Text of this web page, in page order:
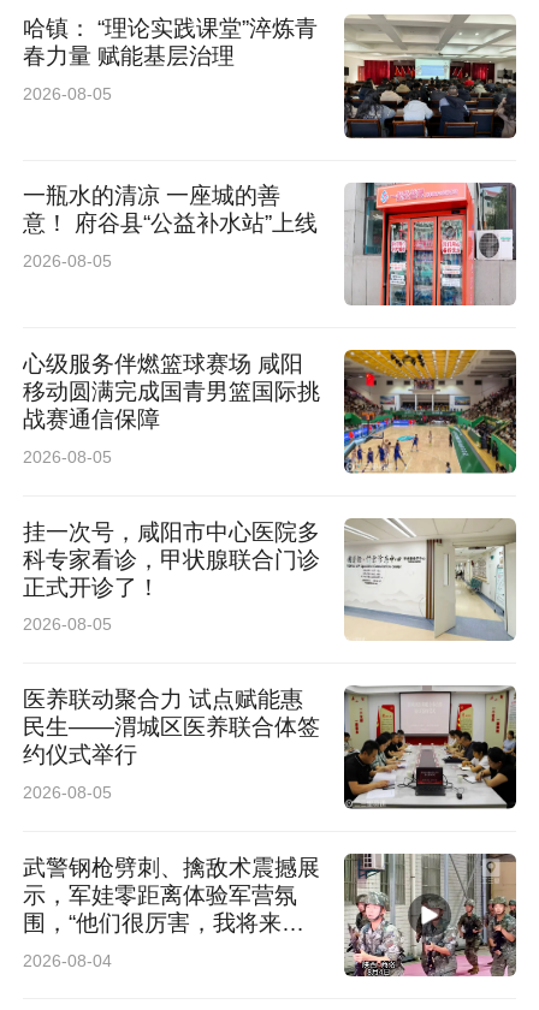
哈镇： “理论实践课堂”淬炼青
春力量 赋能基层治理
2026-08-05
一瓶水的清凉 一座城的善
意！ 府谷县“公益补水站”上线
2026-08-05
心级服务伴燃篮球赛场 咸阳
移动圆满完成国青男篮国际挑
战赛通信保障
2026-08-05
挂一次号，咸阳市中心医院多
科专家看诊，甲状腺联合门诊
正式开诊了！
2026-08-05
医养联动聚合力 试点赋能惠
民生——渭城区医养联合体签
约仪式举行
2026-08-05
武警钢枪劈刺、擒敌术震撼展
示，军娃零距离体验军营氛
围，“他们很厉害，我将来也
想当军人”
2026-08-04